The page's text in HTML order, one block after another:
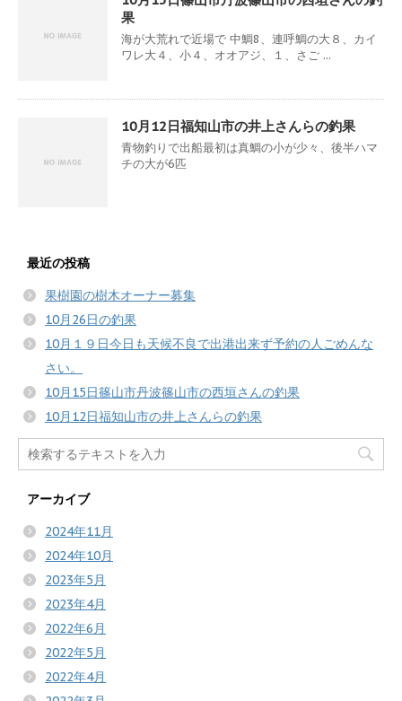
果
海が大荒れで近場で 中鯛8、連呼鯛の大８、カイ
ワレ大４、小４、オオアジ、１、さご ...
10月12日福知山市の井上さんらの釣果
青物釣りで出船最初は真鯛の小が少々、後半ハマ
チの大が6匹
最近の投稿
果樹園の樹木オーナー募集
10月26日の釣果
10月１９日今日も天候不良で出港出来ず予約の人ごめんな
さい。
10月15日篠山市丹波篠山市の西垣さんの釣果
10月12日福知山市の井上さんらの釣果
アーカイブ
2024年11月
2024年10月
2023年5月
2023年4月
2022年6月
2022年5月
2022年4月